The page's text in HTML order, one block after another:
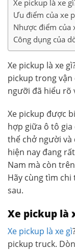
Xe pickup là xe
Ưu điểm của xe
Nhược điểm của
Công dụng của
Xe pickup là xe
pickup trong
ngưỡi đã hiểu rõ
Xe pickup được
hợp giữa ô tô gia
thể chở người và
hiện nay đang
Nam mà còn
Hãy cùng tìm chi
sau.
Xe pickup là
Xe pickup là xe gì
pickup truck.